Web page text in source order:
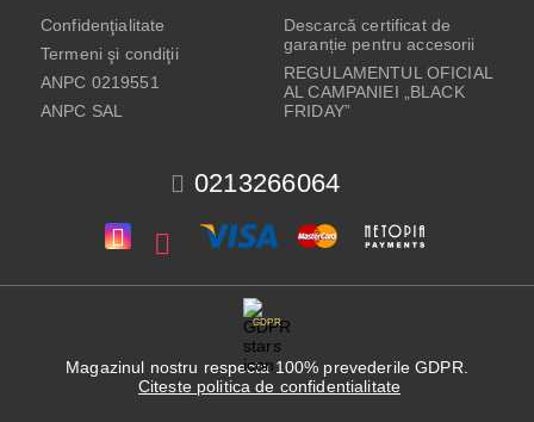
0213266064
Confidenţialitate
Termeni şi condiţii
ANPC 0219551
ANPC SAL
Descarcă certificat de
garanție pentru accesorii
REGULAMENTUL OFICIAL
AL CAMPANIEI „BLACK
FRIDAY”
GDPR
Magazinul nostru respecta 100% prevederile GDPR.
Citeste politica de confidentialitate